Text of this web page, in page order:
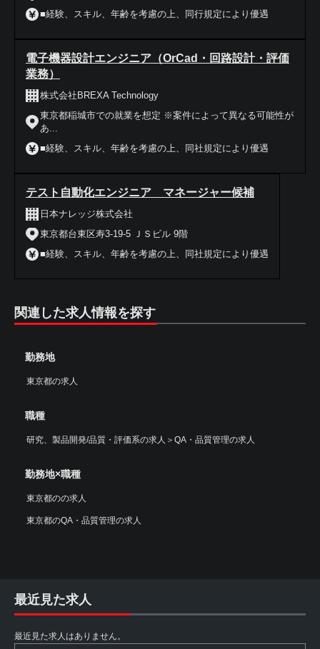
■経験、スキル、年齢を考慮の上、同行規定により優遇
電子機器設計エンジニア（OrCad・回路設計・評価
業務）
株式会社BREXA Technology
東京都稲城市での就業を想定 ※案件によって異なる可能性が
あ...
■経験、スキル、年齢を考慮の上、同社規定により優遇
テスト自動化エンジニア マネージャー候補
日本ナレッジ株式会社
東京都台東区寿3-19-5 ＪＳビル 9階
■経験、スキル、年齢を考慮の上、同社規定により優遇
関連した求人情報を探す
勤務地
東京都の求人
職種
研究、製品開発/品質・評価系の求人 ＞ QA・品質管理の求人
勤務地×職種
東京都のの求人
東京都のQA・品質管理の求人
最近見た求人
最近見た求人はありません。